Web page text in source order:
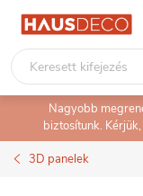
Ugrás
tartalomhoz
Nagyobb
biztosítunk.
3D panelek